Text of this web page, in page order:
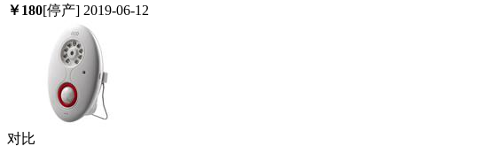
￥180[停产] 2019-06-12
对比